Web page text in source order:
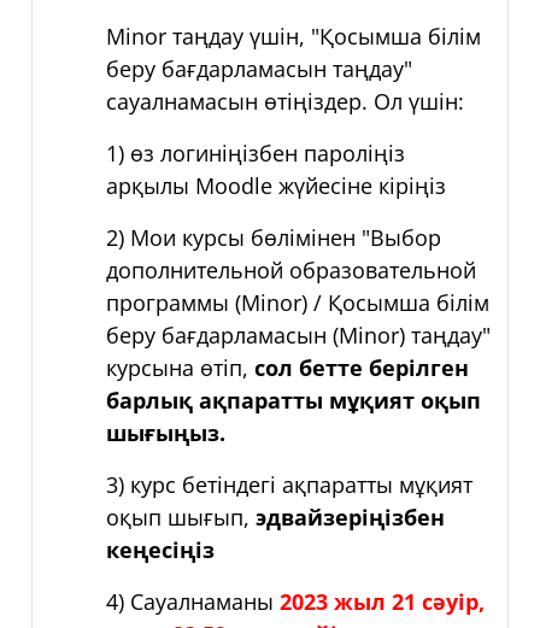
Minor таңдау үшін, "Қосымша білім
беру бағдарламасын таңдау"
сауалнамасын өтіңіздер. Ол үшін:
1) өз логиніңізбен пароліңіз
арқылы Moodle жүйесіне кіріңіз
2) Мои курсы бөлімінен "Выбор
дополнительной образовательной
программы (Minor) / Қосымша білім
беру бағдарламасын (Minor) таңдау"
курсына өтіп, сол бетте берілген
барлық ақпаратты мұқият оқып
шығыңыз.
3) курс бетіндегі ақпаратты мұқият
оқып шығып, эдвайзеріңізбен
кеңесіңіз
4) Сауалнаманы 2023 жыл 21 сәуір,